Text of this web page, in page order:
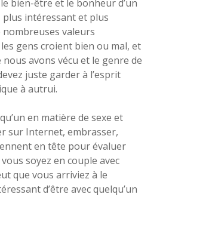
bien-être et le bonheur d’un
plus intéressant et plus
nombreuses valeurs
gens croient bien ou mal, et
avons vécu et le genre de
juste garder à l’esprit
à autrui.
en matière de sexe et
sur Internet, embrasser,
en tête pour évaluer
soyez en couple avec
que vous arriviez à le
d’être avec quelqu’un